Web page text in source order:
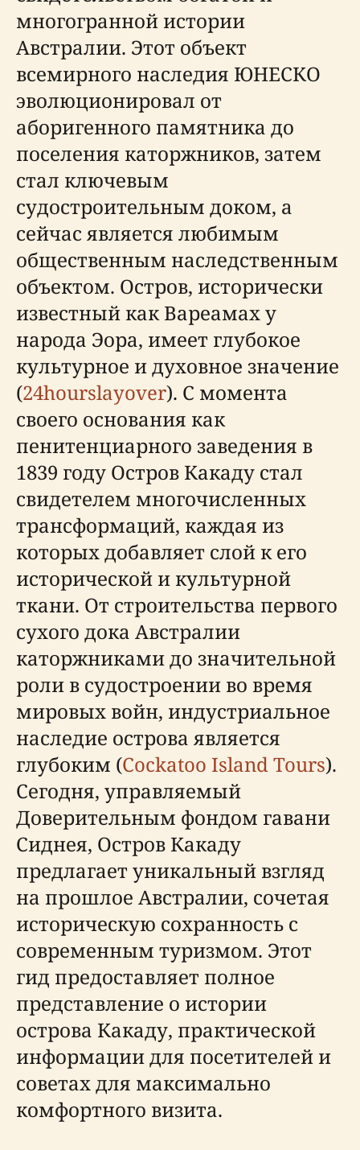
многогранной истории
Австралии. Этот объект
всемирного наследия ЮНЕСКО
эволюционировал от
аборигенного памятника до
поселения каторжников, затем
стал ключевым
судостроительным доком, а
сейчас является любимым
общественным наследственным
объектом. Остров, исторически
известный как Вареамах у
народа Эора, имеет глубокое
культурное и духовное значение
(24hourslayover). С момента
своего основания как
пенитенциарного заведения в
1839 году Остров Какаду стал
свидетелем многочисленных
трансформаций, каждая из
которых добавляет слой к его
исторической и культурной
ткани. От строительства первого
сухого дока Австралии
каторжниками до значительной
роли в судостроении во время
мировых войн, индустриальное
наследие острова является
глубоким (Cockatoo Island Tours).
Сегодня, управляемый
Доверительным фондом гавани
Сиднея, Остров Какаду
предлагает уникальный взгляд
на прошлое Австралии, сочетая
историческую сохранность с
современным туризмом. Этот
гид предоставляет полное
представление о истории
острова Какаду, практической
информации для посетителей и
советах для максимально
комфортного визита.